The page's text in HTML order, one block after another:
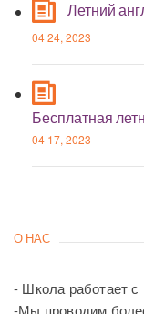
Летний
04 24, 2023
Бесплатная
04 17, 2023
О НАС
- Школа работает с
-Мы проводим